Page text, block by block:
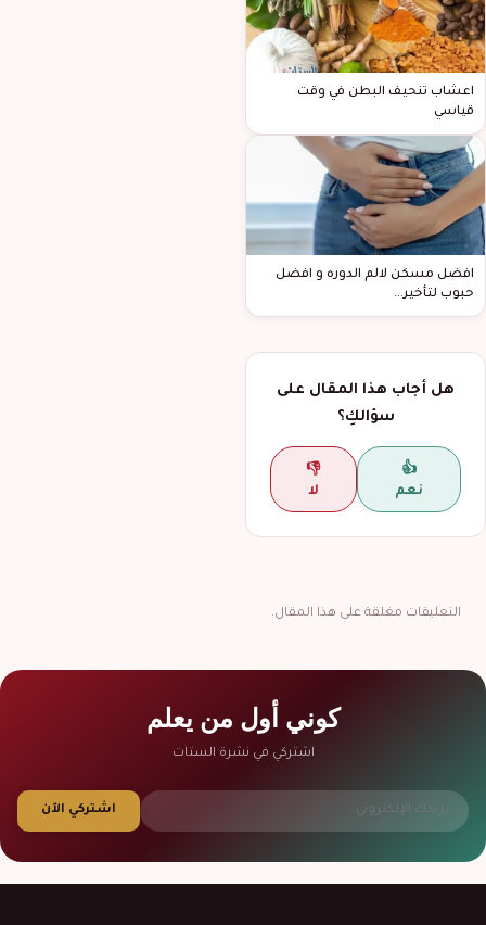
اعشاب تنحيف البطن في وقت
قياسي
افضل مسكن لالم الدوره و افضل
حبوب لتأخير…
هل أجاب هذا المقال على
سؤالكِ؟
👍
نعم
👎
لا
التعليقات مغلقة على هذا المقال.
كوني أول من يعلم
اشتركي في نشرة الستات
اشتركي الآن